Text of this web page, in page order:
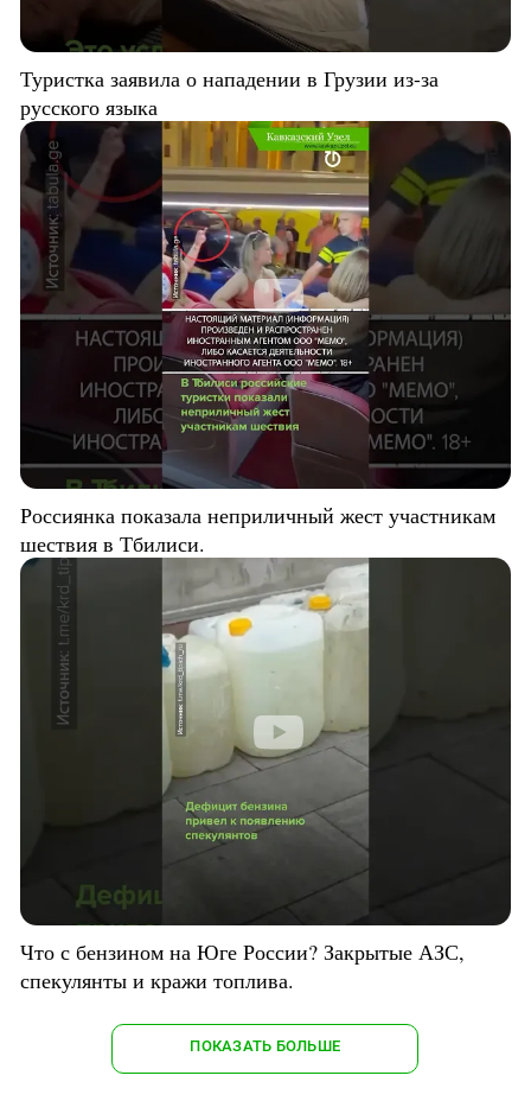
Туристка заявила о нападении в Грузии из-за
русского языка
Россиянка показала неприличный жест участникам
шествия в Тбилиси.
Что с бензином на Юге России? Закрытые АЗС,
спекулянты и кражи топлива.
ПОКАЗАТЬ БОЛЬШЕ